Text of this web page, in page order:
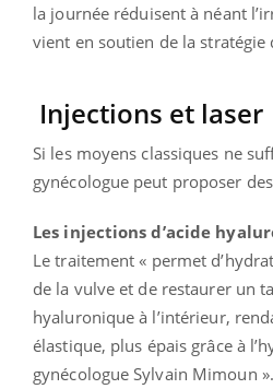
la journée réduisent à néant
vient en soutien de la stratégie
Injections et laser
Si les moyens classiques ne
gynécologue peut proposer
Les injections d’acide
Le traitement « permet
de la vulve et de restaurer un
hyaluronique à l’intérieur,
élastique, plus épais grâce à
gynécologue Sylvain Mimoun